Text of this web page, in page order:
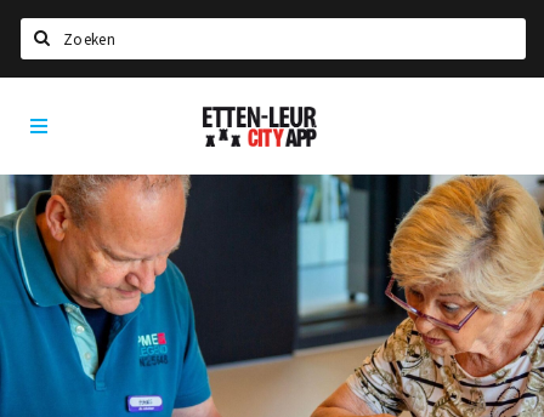
Home
Agenda
Deals
Party pics
Nieuws, interviews & blogs
Eten
Drinken
Etten-
Leur